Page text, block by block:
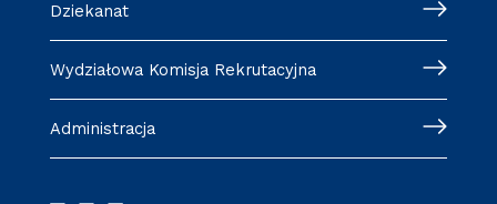
Dziekanat
Wydziałowa Komisja Rekrutacyjna
Administracja